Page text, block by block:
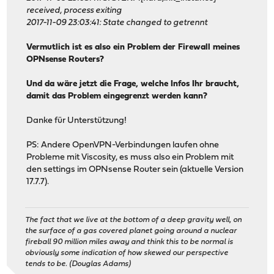
received, process exiting
2017-11-09 23:03:41: State changed to getrennt
Vermutlich ist es also ein Problem der Firewall meines
OPNsense Routers?
Und da wäre jetzt die Frage, welche Infos Ihr braucht,
damit das Problem eingegrenzt werden kann?
Danke für Unterstützung!
PS: Andere OpenVPN-Verbindungen laufen ohne
Probleme mit Viscosity, es muss also ein Problem mit
den settings im OPNsense Router sein (aktuelle Version
17.7.7).
The fact that we live at the bottom of a deep gravity well, on
the surface of a gas covered planet going around a nuclear
fireball 90 million miles away and think this to be normal is
obviously some indication of how skewed our perspective
tends to be. (Douglas Adams)